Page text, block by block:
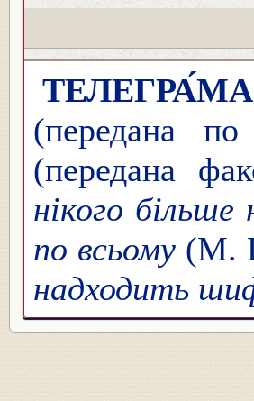
ТЕЛЕГРА́МА
(передана
(передана
нікого
по всьому (М.
надходить